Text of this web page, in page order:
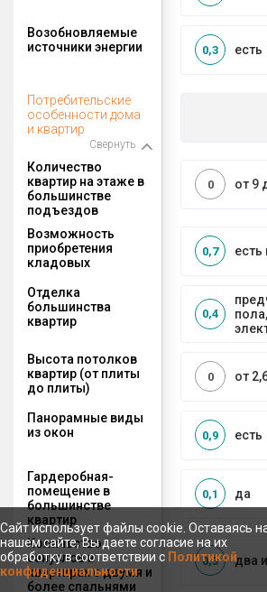
Возобновляемые
источники энергии
есть
0,3
Потребительские
особенности дома
и квартир
Свернуть
Количество
квартир на этаже в
большинстве
подъездов
от 9
0
Возможность
приобретения
кладовых
есть
0,7
Отделка
большинства
квартир
0,4
Высота потолков
квартир (от плиты
до плиты)
от
0
Панорамные виды
из окон
есть
0,9
Гардеробная-
помещение в
большинстве
квартир
да
0,1
Количество
санузлов в
квартирах с двумя и
более спальнями
два
0,3
Сайт использует файлы cookie. Оставаясь
нашем сайте, Вы даете согласие на их
обработку в соответствии с Политикой
конфиденциальности